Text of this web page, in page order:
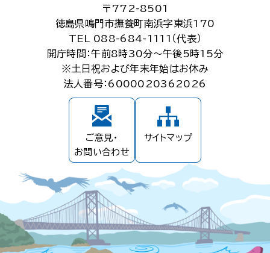
〒772-8501
徳島県鳴門市撫養町南浜字東浜170
TEL 088-684-1111（代表）
開庁時間：午前8時30分～午後5時15分
※土日祝および年末年始はお休み
法人番号：6000020362026
ご意見・
お問い合わせ
サイトマップ